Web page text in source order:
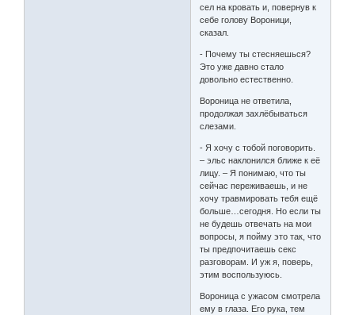
сел на кровать и, повернув к
себе голову Вороници,
сказал.
- Почему ты стесняешься?
Это уже давно стало
довольно естественно.
Вороница не ответила,
продолжая захлёбываться
слезами.
- Я хочу с тобой поговорить.
– эльс наклонился ближе к её
лицу. – Я понимаю, что ты
сейчас переживаешь, и не
хочу травмировать тебя ещё
больше…сегодня. Но если ты
не будешь отвечать на мои
вопросы, я пойму это так, что
ты предпочитаешь секс
разговорам. И уж я, поверь,
этим воспользуюсь.
Вороница с ужасом смотрела
ему в глаза. Его рука, тем